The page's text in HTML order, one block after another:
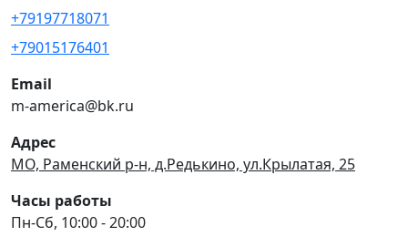
+79197718071
+79015176401
Email
m-america@bk.ru
Адрес
МО, Раменский р-н, д.Редькино, ул.Крылатая, 25
Часы работы
Пн-Сб, 10:00 - 20:00